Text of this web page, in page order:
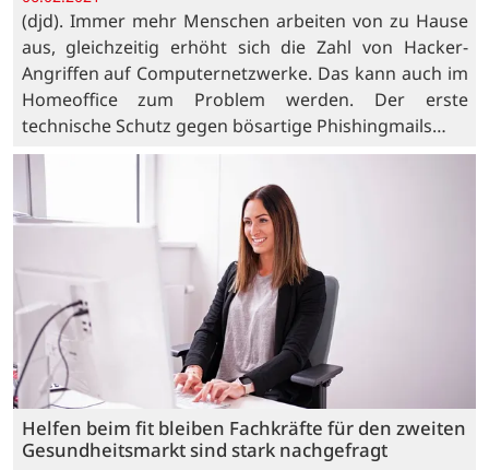
(djd). Immer mehr Menschen arbeiten von zu Hause
aus, gleichzeitig erhöht sich die Zahl von Hacker-
Angriffen auf Computernetzwerke. Das kann auch im
Homeoffice zum Problem werden. Der erste
technische Schutz gegen bösartige Phishingmails…
Helfen beim fit bleiben Fachkräfte für den zweiten
Gesundheitsmarkt sind stark nachgefragt